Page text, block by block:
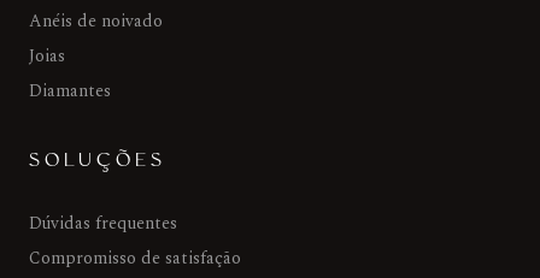
Anéis de noivado
Joias
Diamantes
SOLUÇÕES
Dúvidas frequentes
Compromisso de satisfação